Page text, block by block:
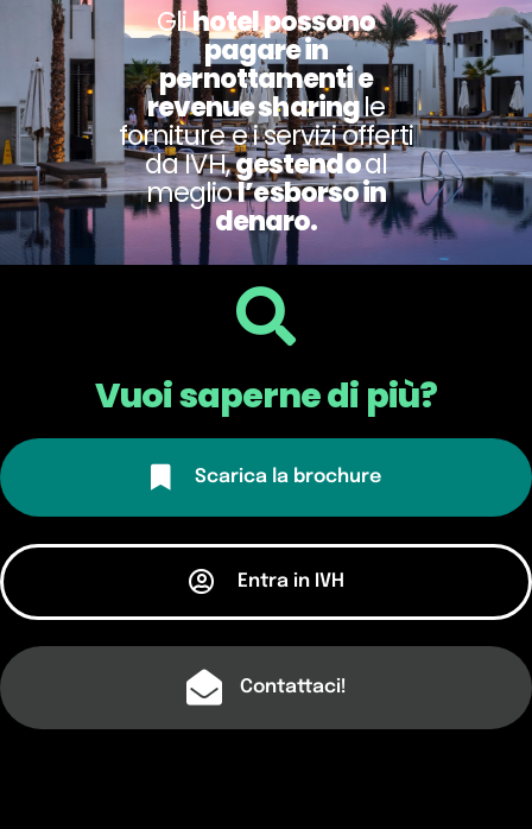
Glihotel possono
pagare in
pernottamenti e
revenue sharingle
forniture e i servizi offerti
da IVH,gestendoal
megliol’esborso in
denaro.
Vuoi saperne di più?
Scarica la brochure
Entra in IVH
Contattaci!